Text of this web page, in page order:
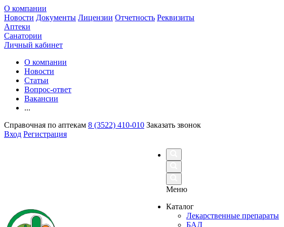
О компании
Новости Документы Лицензии Отчетность Реквизиты
Аптеки
Санатории
Личный кабинет
О компании
Новости
Статьи
Вопрос-ответ
Вакансии
...
Справочная по аптекам 8 (3522) 410-010 Заказать звонок
Вход Регистрация
Меню
Каталог
Лекарственные препараты
БАД